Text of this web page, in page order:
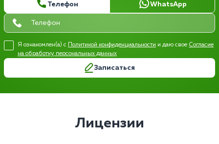
Телефон WhatsApp
Я ознакомлен(а) с Политикой конфиденциальности и даю свое Согласие
на обработку персональных данных
Записаться
Лицензии